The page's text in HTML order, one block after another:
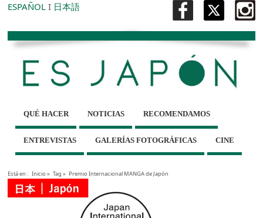
ESPAÑOL I 日本語
QUÉ HACER NOTICIAS RECOMENDAMOS
ENTREVISTAS GALERÍAS FOTOGRÁFICAS CINE
Está en : Inicio» Tag » Premio Internacional MANGA de Japón